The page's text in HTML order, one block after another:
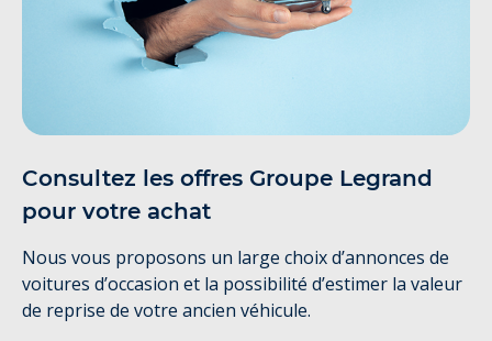
Consultez les offres Groupe Legrand
pour votre achat
Nous vous proposons un large choix d’annonces de
voitures d’occasion et la possibilité d’estimer la valeur
de reprise de votre ancien véhicule.